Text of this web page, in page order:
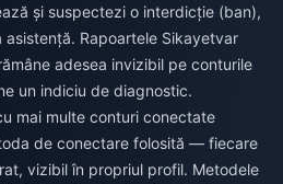
și suspectezi o interdicție (ban),
Rapoartele Sikayetvar
adesea invizibil pe conturile
un indiciu de diagnostic.
mai multe conturi conectate
de conectare folosită — fiecare
vizibil în propriul profil. Metodele